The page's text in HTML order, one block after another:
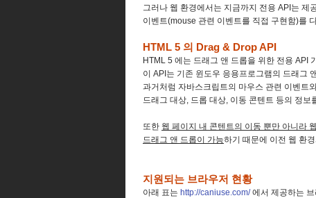
그러나 웹 환경에서는 지금까지 전용 API는 제
이벤트(mouse 관련 이벤트를 직접 구현함)를
HTML 5 의 Drag & Drop API
HTML 5 에는 드래그 앤 드롭을 위한 전용 API
이 API는 기존 윈도우 응용프로그램의 드래그
과거처럼 자바스크립트의 마우스 관련 이벤트
드래그 대상, 드롭 대상, 이동 콘텐트 등의 정보
또한 웹 페이지 내 콘텐트의 이동 뿐만 아니라
드래그 앤 드롭이 가능하기 때문에 이전 웹 환
지원되는 브라우저 현황
아래 표는 http://caniuse.com/에서 제공하는